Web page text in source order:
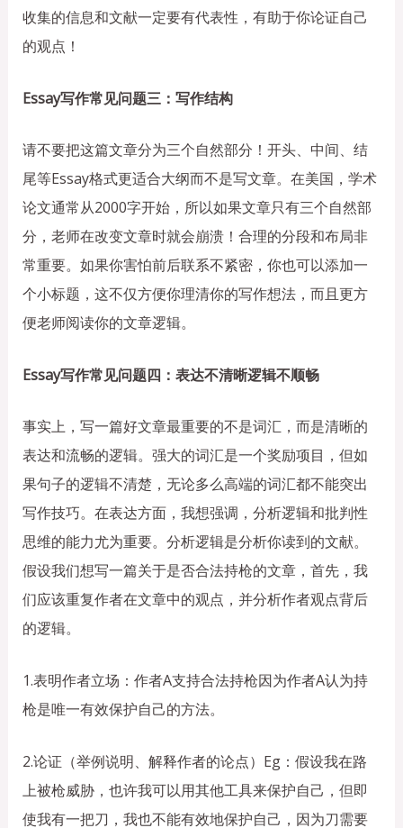
收集的信息和文献一定要有代表性，有助于你论证自己
的观点！
Essay写作常见问题三：写作结构
请不要把这篇文章分为三个自然部分！开头、中间、结
尾等Essay格式更适合大纲而不是写文章。在美国，学术
论文通常从2000字开始，所以如果文章只有三个自然部
分，老师在改变文章时就会崩溃！合理的分段和布局非
常重要。如果你害怕前后联系不紧密，你也可以添加一
个小标题，这不仅方便你理清你的写作想法，而且更方
便老师阅读你的文章逻辑。
Essay写作常见问题四：表达不清晰逻辑不顺畅
事实上，写一篇好文章最重要的不是词汇，而是清晰的
表达和流畅的逻辑。强大的词汇是一个奖励项目，但如
果句子的逻辑不清楚，无论多么高端的词汇都不能突出
写作技巧。在表达方面，我想强调，分析逻辑和批判性
思维的能力尤为重要。分析逻辑是分析你读到的文献。
假设我们想写一篇关于是否合法持枪的文章，首先，我
们应该重复作者在文章中的观点，并分析作者观点背后
的逻辑。
1.表明作者立场：作者A支持合法持枪因为作者A认为持
枪是唯一有效保护自己的方法。
2.论证（举例说明、解释作者的论点）Eg：假设我在路
上被枪威胁，也许我可以用其他工具来保护自己，但即
使我有一把刀，我也不能有效地保护自己，因为刀需要